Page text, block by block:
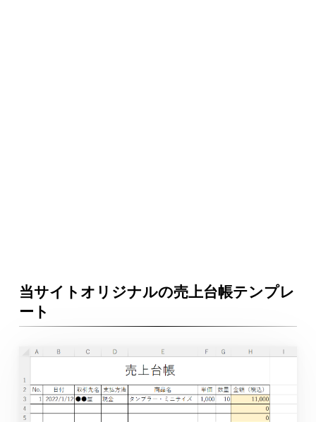
当サイトオリジナルの売上台帳テンプレ
ート